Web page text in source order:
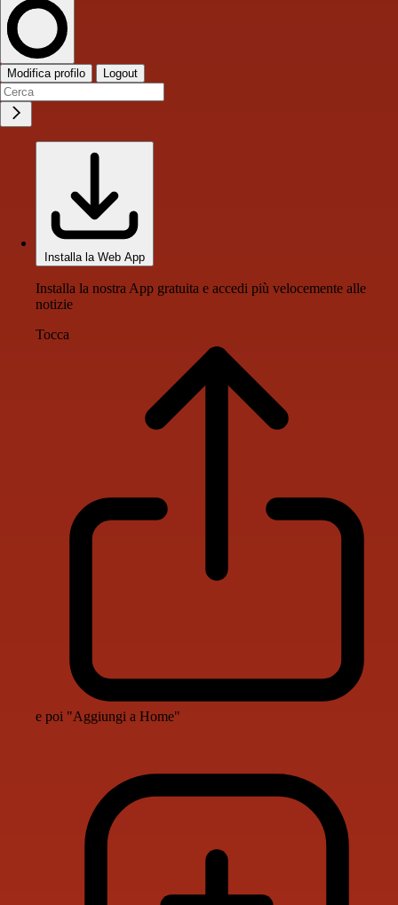
Modifica profilo Logout
Installa la Web App
Installa la nostra App gratuita e accedi più velocemente alle
notizie
Tocca
e poi "Aggiungi a Home"